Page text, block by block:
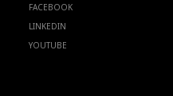
FACEBOOK
LINKEDIN
YOUTUBE